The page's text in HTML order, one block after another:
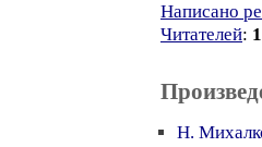
Написано
Читателей:
Н.